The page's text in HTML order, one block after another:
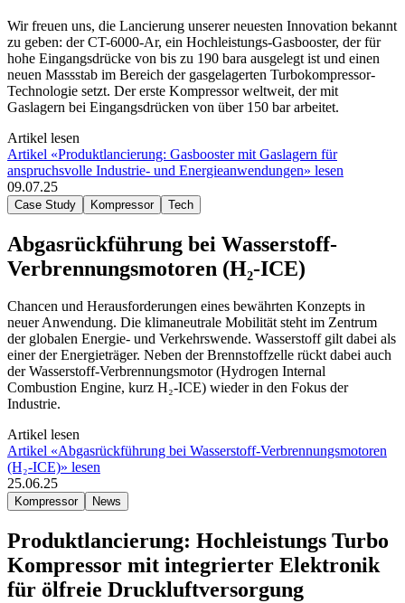
Wir freuen uns, die Lancierung unserer neuesten Innovation bekannt
zu geben: der CT-6000-Ar, ein Hochleistungs-Gasbooster, der für
hohe Eingangsdrücke von bis zu 190 bara ausgelegt ist und einen
neuen Massstab im Bereich der gasgelagerten Turbokompressor-
Technologie setzt. Der erste Kompressor weltweit, der mit
Gaslagern bei Eingangsdrücken von über 150 bar arbeitet.
Artikel lesen
Artikel «Produktlancierung: Gasbooster mit Gaslagern für
anspruchsvolle Industrie- und Energieanwendungen» lesen
09.07.25
Case Study Kompressor Tech
Abgasrückführung bei Wasserstoff-
Verbrennungsmotoren (H₂-ICE)
Chancen und Herausforderungen eines bewährten Konzepts in
neuer Anwendung. Die klimaneutrale Mobilität steht im Zentrum
der globalen Energie- und Verkehrswende. Wasserstoff gilt dabei als
einer der Energieträger. Neben der Brennstoffzelle rückt dabei auch
der Wasserstoff-Verbrennungsmotor (Hydrogen Internal
Combustion Engine, kurz H₂-ICE) wieder in den Fokus der
Industrie.
Artikel lesen
Artikel «Abgasrückführung bei Wasserstoff-Verbrennungsmotoren
(H₂-ICE)» lesen
25.06.25
Kompressor News
Produktlancierung: Hochleistungs Turbo
Kompressor mit integrierter Elektronik
für ölfreie Druckluftversorgung